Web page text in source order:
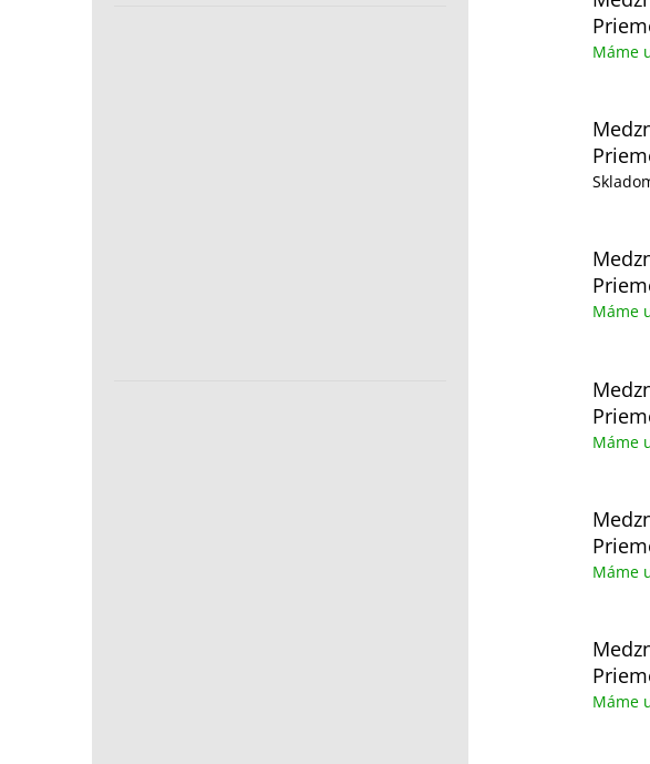
Máme
Máme
Máme
Máme
Máme